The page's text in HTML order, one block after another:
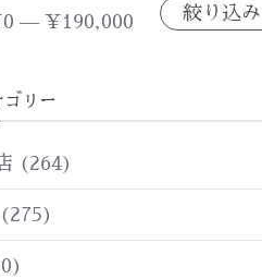
絞り込み
— ¥190,000
ゴリー
(264)
(275)